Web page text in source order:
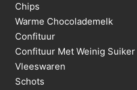
Chips
Warme Chocolademelk
Confituur
Confituur Met Weinig Suiker
Vleeswaren
Schots